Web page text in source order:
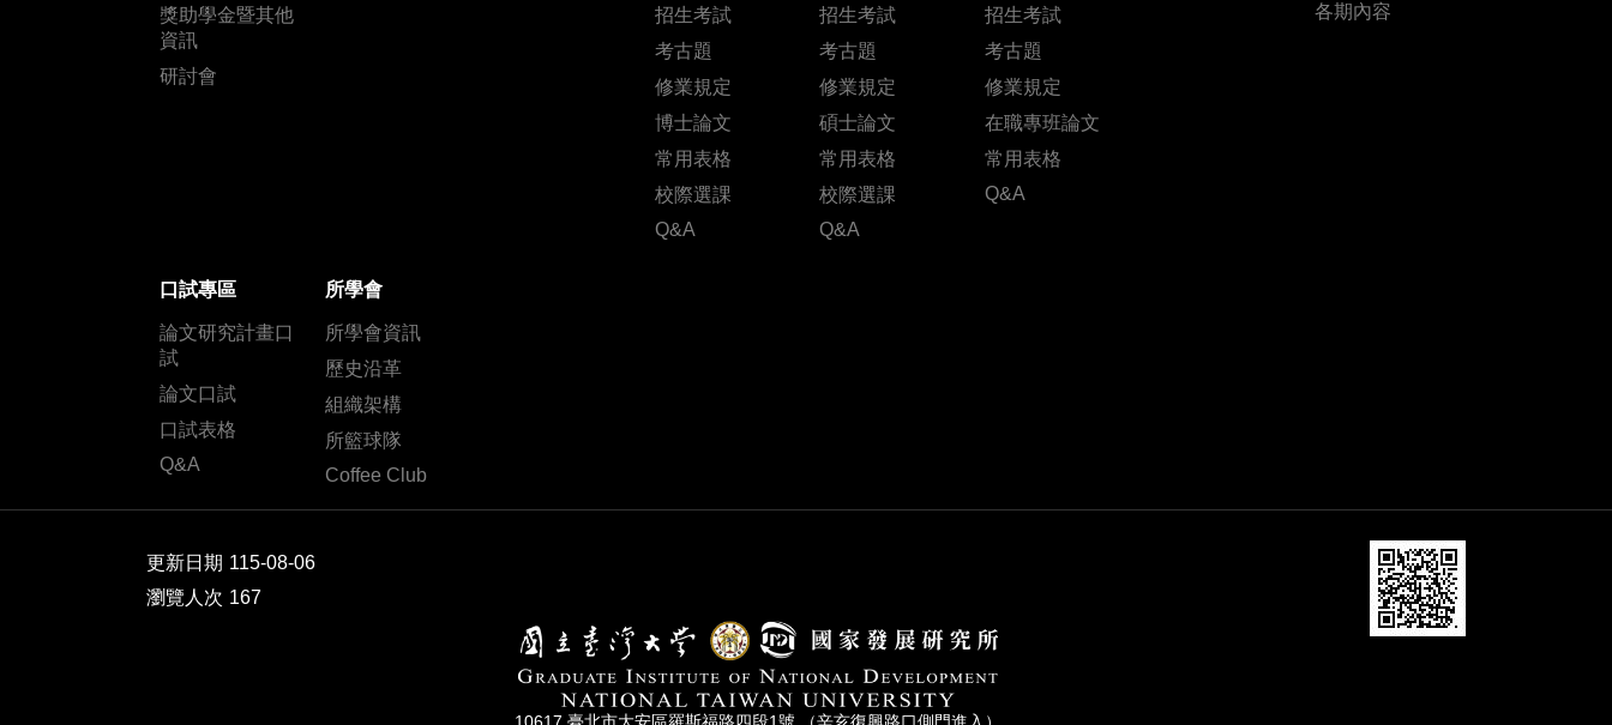
獎助學金暨其他
資訊
研討會
招生考試
考古題
修業規定
博士論文
常用表格
校際選課
Q&A
招生考試
考古題
修業規定
碩士論文
常用表格
校際選課
Q&A
招生考試
考古題
修業規定
在職專班論文
常用表格
Q&A
各期內容
口試專區
論文研究計畫口
試
論文口試
口試表格
Q&A
所學會
所學會資訊
歷史沿革
組織架構
所籃球隊
Coffee Club
更新日期 115-08-06
瀏覽人次 167